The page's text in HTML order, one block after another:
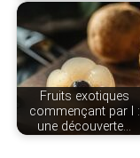
Fruits exotiques
commençant par l :
une découverte…